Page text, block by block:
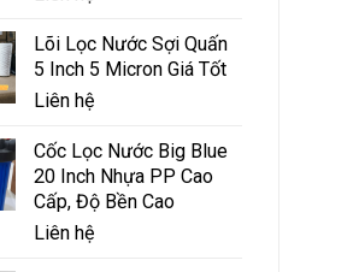
Lõi Lọc Nước Sợi Quấn
5 Inch 5 Micron Giá Tốt
Liên hệ
Cốc Lọc Nước Big Blue
20 Inch Nhựa PP Cao
Cấp, Độ Bền Cao
Liên hệ